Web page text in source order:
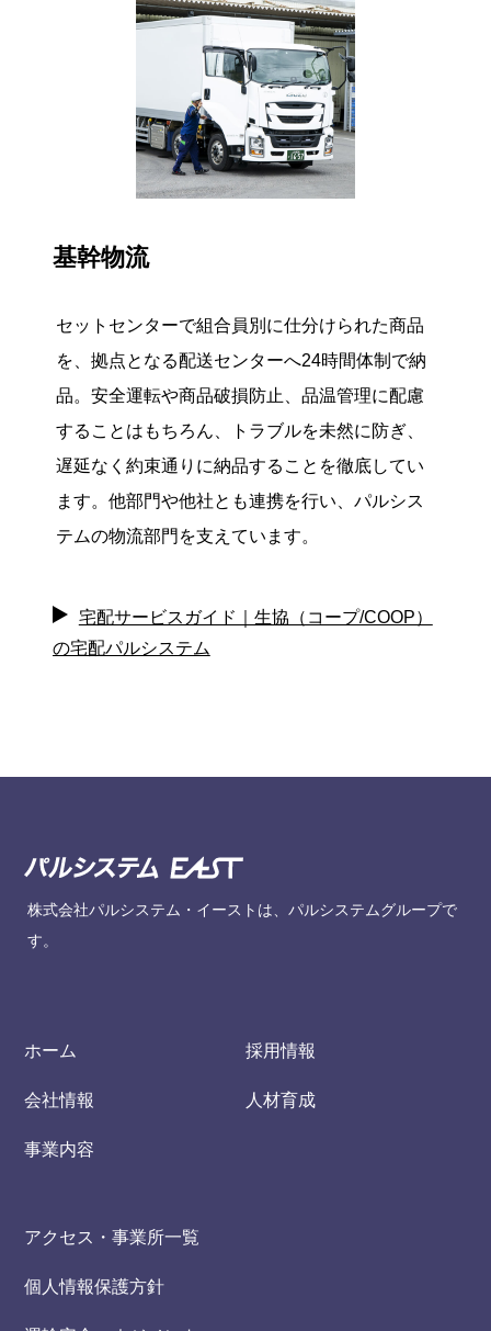
基幹物流
セットセンターで組合員別に仕分けられた商品
を、拠点となる配送センターへ24時間体制で納
品。安全運転や商品破損防止、品温管理に配慮
することはもちろん、トラブルを未然に防ぎ、
遅延なく約束通りに納品することを徹底してい
ます。他部門や他社とも連携を行い、パルシス
テムの物流部門を支えています。
宅配サービスガイド｜生協（コープ/COOP）
の宅配パルシステム
株式会社パルシステム・イーストは、パルシステムグループで
す。
ホーム
会社情報
事業内容
採用情報
人材育成
アクセス・事業所一覧
個人情報保護方針